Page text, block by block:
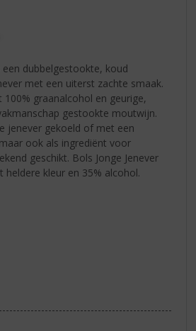
een dubbelgestookte, koud
met een uiterst zachte smaak.
graanalcohol en geurige,
gestookte moutwijn.
jenever gekoeld of met een
ook als ingrediënt voor
geschikt. Bols Jonge Jenever
heldere kleur en 35% alcohol.